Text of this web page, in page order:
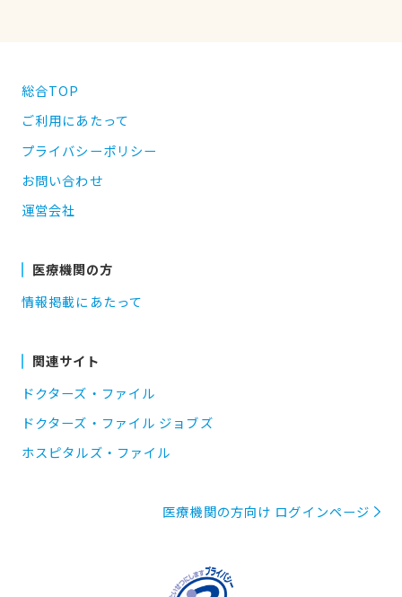
総合TOP
ご利用にあたって
プライバシーポリシー
お問い合わせ
運営会社
医療機関の方
情報掲載にあたって
関連サイト
ドクターズ・ファイル
ドクターズ・ファイル ジョブズ
ホスピタルズ・ファイル
医療機関の方向け ログインページ